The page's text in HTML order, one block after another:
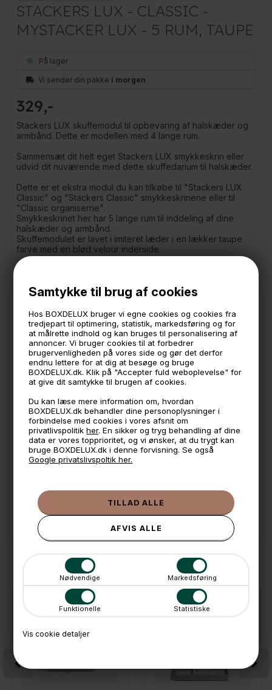
Samtykke til brug af cookies
Hos BOXDELUX bruger vi egne cookies og cookies fra
tredjepart til optimering, statistik, markedsføring og for
at målrette indhold og kan bruges til personalisering af
annoncer. Vi bruger cookies til at forbedrer
brugervenligheden på vores side og gør det derfor
endnu lettere for at dig at besøge og bruge
BOXDELUX.dk. Klik på "Accepter fuld weboplevelse" for
at give dit samtykke til brugen af cookies.
Du kan læse mere information om, hvordan
BOXDELUX.dk behandler dine personoplysninger i
forbindelse med cookies i vores afsnit om
privatlivspolitikher. En sikker og tryg behandling af dine
data er vores topprioritet, og vi ønsker, at du trygt kan
bruge BOXDELUX.dk i denne forvisning. Se også
Google privatslivspoltik her.
Nødvendige Markedsføring
Funktionelle Statistiske
Vis cookie detaljer
STACKERS LUX - CLASSIC -
MYSTACKER LUX - 5 RUM, TAUPE
På lager
Vi sender din pakke i morgen
329
Stackers LUX skuffemodul til opbevaring af halskæder og
armbånd. Dette er modellen med 4 lange rum.
Sammensæt dit helt eget Stackers LUX smykkeskrin eller
udvid dit nuværende med dette skuffedarium til halskæder.
Dette er et ekstra modul du kan tilkøbe til "Stackers LUX
Classic" og "Stackers Classic" smykkeskrinene eller til
"Classic organiserne".
Smykkeskrinet her har 5 lange rum til inddeling af dine
halskæder og armbånd.
Skuffemodulet er lavet i imiteret læder i en lækker taupe
farve med en blød velour inderside.
5,6 cm. høj
*Passer sammen med de andre Stackers moduler/skrin der
hedder "Classic LUX"
- Skuffemodulet her kan også sættes under de alm.
"Mystacker Classic" moduler og de forskeillge Stackers
Classic organisere.
Imiteret læder med en inderside i lækker blød velour.
🕚 Bestil inden 11 & vi sender samme dag på hverdage
🧺 Kan du lægge varen i kurven, er den på lager
🌟 4,9 med over 1200 anmeldelser ★★★★★
📦 Fragtfri v. køb over 999,- ellers fra 49,- med GLS
📱 Kundeservice 50446800 (9-12)
Kundeservicemail@boxdelux.dk(24/7)
ANDRE IDÉER